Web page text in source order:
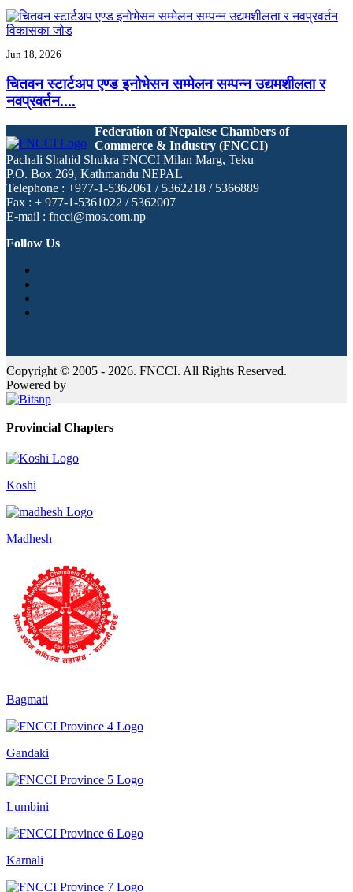
Jun 18, 2026
चितवन स्टार्टअप एण्ड इनोभेसन सम्मेलन सम्पन्न उद्यमशीलता र
नवप्रवर्तन....
Federation of Nepalese Chambers of
Commerce & Industry (FNCCI)
Pachali Shahid Shukra FNCCI Milan Marg, Teku
P.O. Box 269, Kathmandu NEPAL
Telephone : +977-1-5362061 / 5362218 / 5366889
Fax : + 977-1-5361022 / 5362007
E-mail : fncci@mos.com.np
Follow Us
Copyright © 2005 - 2026. FNCCI. All Rights Reserved.
Powered by
Provincial Chapters
Koshi
Madhesh
Bagmati
Gandaki
Lumbini
Karnali